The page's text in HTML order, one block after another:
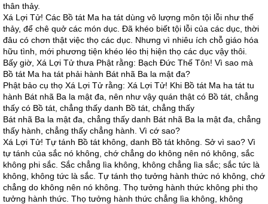
thân thảy.
Xá Lợi Tử! Các Bồ tát Ma ha tát dùng vô lượng môn tội lỗi như thế
thảy, để chê quở các món dục. Đã khéo biết tội lỗi của các dục, thời
đâu có chơn thật việc thọ các dục. Nhưng vì nhiêu ích chỗ giáo hóa
hữu tình, mới phương tiện khéo léo thị hiện thọ các dục vậy thôi.
Bấy giờ, Xá Lợi Tử thưa Phật rằng: Bạch Đức Thế Tôn! Vì sao mà
Bồ tát Ma ha tát phải hành Bát nhã Ba la mật đa?
Phật bảo cụ thọ Xá Lợi Tử rằng: Xá Lợi Tử! Khi Bồ tát Ma ha tát tu
hành Bát nhã Ba la mật đa, nên như vậy quán thật có Bồ tát, chẳng
thấy có Bồ tát, chẳng thấy danh Bồ tát, chẳng thấy
Bát nhã Ba la mật đa, chẳng thấy danh Bát nhã Ba la mật đa, chẳng
thấy hành, chẳng thấy chẳng hành. Vì cớ sao?
Xá Lợi Tử! Tự tánh Bồ tát không, danh Bồ tát không. Sở vì sao? Vì
tự tánh của sắc nó không, chớ chẳng do không nên nó không, sắc
không phi sắc. Sắc chẳng lìa không, không chẳng lìa sắc; sắc tức là
không, không tức là sắc. Tự tánh thọ tưởng hành thức nó không, chớ
chẳng do không nên nó không. Thọ tưởng hành thức không phi thọ
tưởng hành thức. Thọ tưởng hành thức chẳng lìa không, không